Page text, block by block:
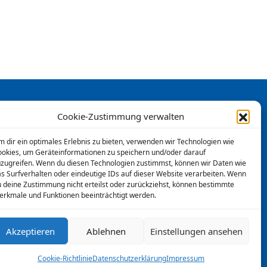
Cookie-Zustimmung verwalten
dir ein optimales Erlebnis zu bieten, verwenden wir Technologien wie
um Geräteinformationen zu speichern und/oder darauf
Wenn du diesen Technologien zustimmst, können wir Daten wie
Surfverhalten oder eindeutige IDs auf dieser Website verarbeiten. Wenn
deine Zustimmung nicht erteilst oder zurückziehst, können bestimmte
und Funktionen beeinträchtigt werden.
Akzeptieren Ablehnen Einstellungen ansehen
Cookie-RichtlinieDatenschutzerklärungImpressum
SC Käfertal
Riedstraße 90, 68309 Mannheim